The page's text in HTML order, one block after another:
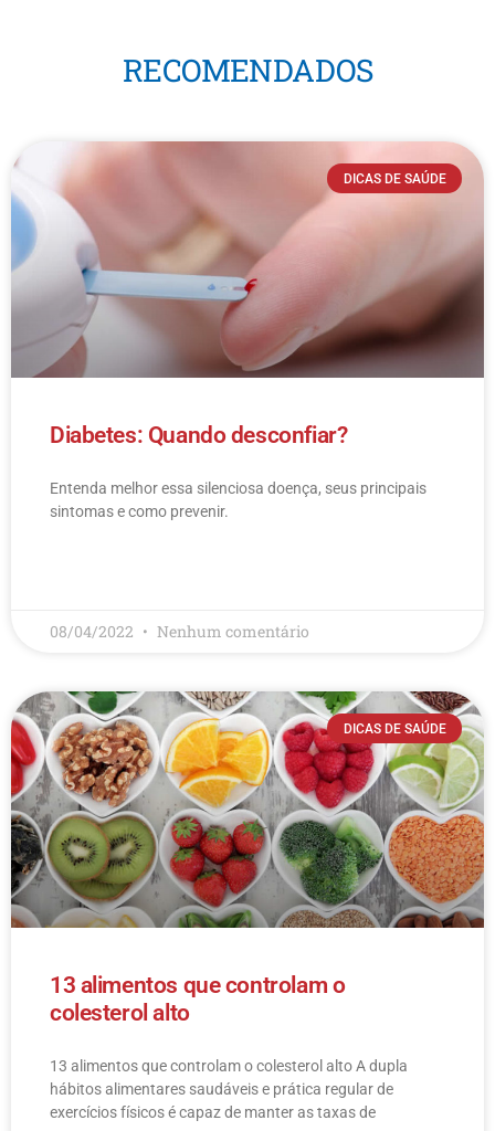
RECOMENDADOS
DICAS DE SAÚDE
Diabetes: Quando desconfiar?
Entenda melhor essa silenciosa doença, seus principais
sintomas e como prevenir.
08/04/2022 Nenhum comentário
DICAS DE SAÚDE
13 alimentos que controlam o
colesterol alto
13 alimentos que controlam o colesterol alto​ A dupla
hábitos alimentares saudáveis e prática regular de
exercícios físicos é capaz de manter as taxas de